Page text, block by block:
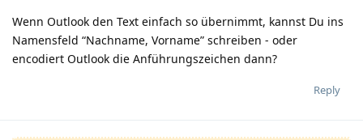
Wenn Outlook den Text einfach so übernimmt, kannst Du ins
Namensfeld “Nachname, Vorname” schreiben - oder
encodiert Outlook die Anführungszeichen dann?
Reply